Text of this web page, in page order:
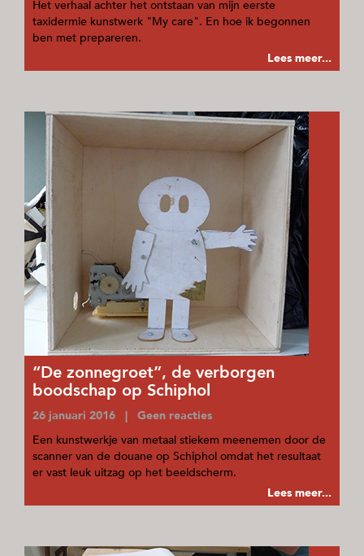
Het verhaal achter het ontstaan van mijn eerste
taxidermie kunstwerk "My care". En hoe ik begonnen
ben met prepareren.
Lees meer...
“De zonnegroet”, de verborgen
boodschap op Schiphol
26 januari 2016 | Geen reacties
Een kunstwerkje van metaal stiekem meenemen door de
scanner van de douane op Schiphol omdat het resultaat
er vast leuk uitzag op het beeldscherm.
Lees meer...